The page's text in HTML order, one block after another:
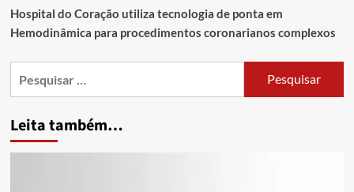
Hospital do Coração utiliza tecnologia de ponta em
Hemodinâmica para procedimentos coronarianos complexos
Leita também…